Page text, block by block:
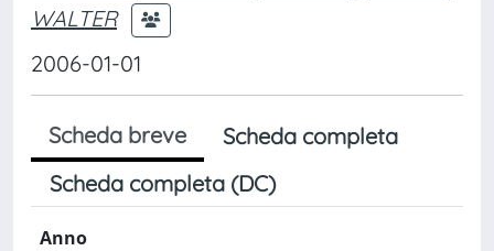
WALTER
2006-01-01
Scheda breve
Scheda completa
Scheda completa (DC)
Anno